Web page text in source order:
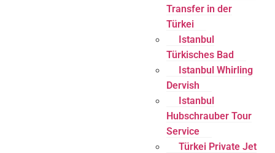
Transfer in der
Türkei
Istanbul
Türkisches Bad
Istanbul Whirling
Dervish
Istanbul
Hubschrauber Tour
Service
Türkei Private Jet